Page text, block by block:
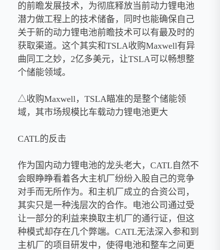
的前瞻发展技术，为彻底释放当前动力锂电池
潜力做工程上的技术储备，同时也能确保自己
关于新的动力锂电池前瞻技术可以有最及时的
获取渠道。这个其实和TSLA收购Maxwell有异
曲同工之妙，2亿多美元，让TSLA可以畅想整
个储能领域。
△收购Maxwell，TSLA瞄准的是整个储能领
域，其市场规模比车载动力锂电池更大
CATL的反击
作为国内动力锂电池的龙头老大，CATL自然不
会眼睁睁看着各大主机厂纷纷入股自己的竞争
对手而无所作为。和主机厂成立的合资公司，
其实只是一种浅层次的合作。电池公司通过受
让一部分的利益来换取主机厂的通行证，但这
种模式却存在几个弊端。CATL无法深入参和到
主机厂的项目研发中，使得电池和整车之间更